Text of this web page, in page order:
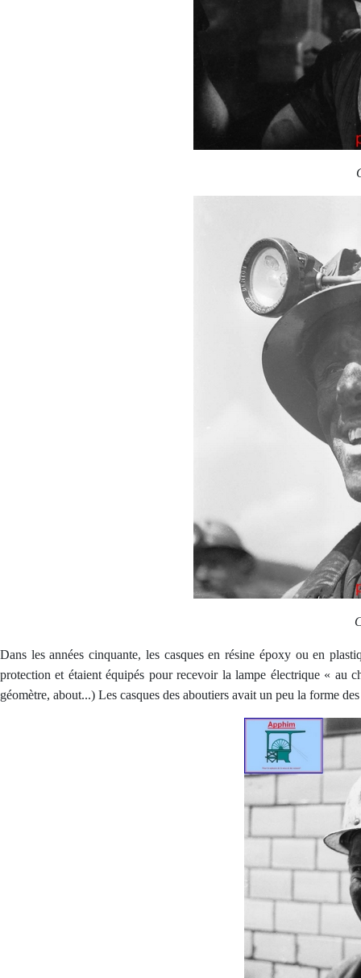
Dans les années cinquante, les casques en résine époxy ou en
protection et étaient équipés pour recevoir la lampe électrique « au
géomètre, about...) Les casques des aboutiers avait un peu la forme